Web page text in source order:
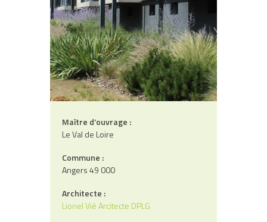
Maître d’ouvrage :
Le Val de Loire
Commune :
Angers 49 000
Architecte :
Lionel Vié Arcitecte DPLG